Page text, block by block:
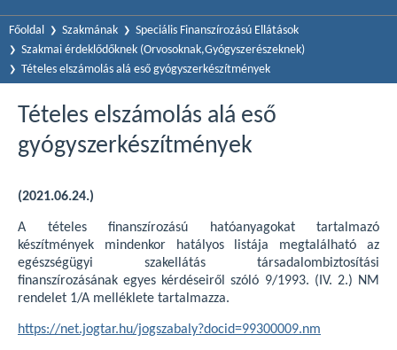
Főoldal Szakmának
Speciális Finanszírozású Ellátások
Szakmai érdeklődőknek (Orvosoknak,Gyógyszerészeknek)
Tételes elszámolás alá eső gyógyszerkészítmények
Tételes elszámolás alá eső
gyógyszerkészítmények
(2021.06.24.)
A tételes finanszírozású hatóanyagokat tartalmazó
készítmények mindenkor hatályos listája megtalálható az
egészségügyi szakellátás társadalombiztosítási
finanszírozásának egyes kérdéseiről szóló 9/1993. (IV. 2.) NM
rendelet 1/A melléklete tartalmazza.
https://net.jogtar.hu/jogszabaly?docid=99300009.nm